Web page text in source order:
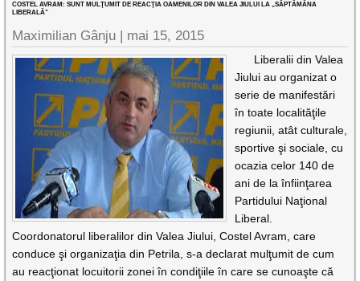
COSTEL AVRAM: SUNT MULŢUMIT DE REACŢIA OAMENILOR DIN VALEA JIULUI LA „SĂPTĂMÂNA
LIBERALĂ”
Maximilian Gânju | mai 15, 2015
Liberalii din Valea
Jiului au organizat o
serie de manifestări
în toate localităţile
regiunii, atât culturale,
sportive şi sociale, cu
ocazia celor 140 de
ani de la înfiinţarea
Partidului Naţional
Liberal.
Coordonatorul liberalilor din Valea Jiului, Costel Avram, care
conduce şi organizaţia din Petrila, s-a declarat mulţumit de cum
au reacţionat locuitorii zonei în condiţiile în care se cunoaşte că